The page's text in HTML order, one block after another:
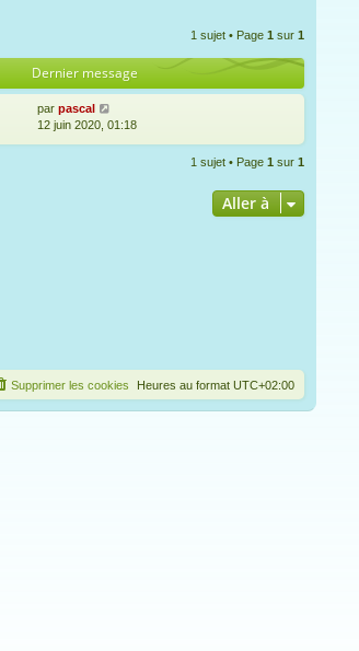
1 sujet • Page 1 sur 1
Dernier message
par pascal
12 juin 2020, 01:18
1 sujet • Page 1 sur 1
Aller à
Heures au format UTC+02:00
Supprimer les cookies